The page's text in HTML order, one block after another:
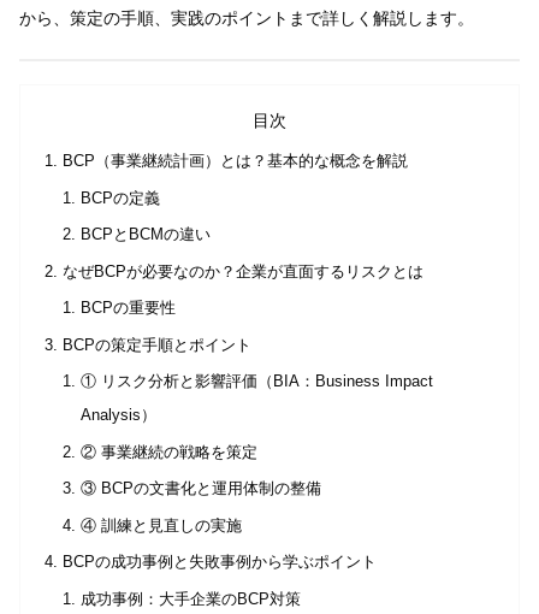
から、策定の手順、実践のポイントまで詳しく解説します。
目次
BCP（事業継続計画）とは？基本的な概念を解説
BCPの定義
BCPとBCMの違い
なぜBCPが必要なのか？企業が直面するリスクとは
BCPの重要性
BCPの策定手順とポイント
① リスク分析と影響評価（BIA：Business Impact
Analysis）
② 事業継続の戦略を策定
③ BCPの文書化と運用体制の整備
④ 訓練と見直しの実施
BCPの成功事例と失敗事例から学ぶポイント
成功事例：大手企業のBCP対策